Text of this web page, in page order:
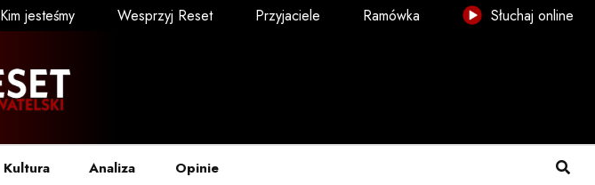
Kim jesteśmy Wesprzyj Reset Przyjaciele Ramówka Słuchaj online
Kultura Analiza Opinie